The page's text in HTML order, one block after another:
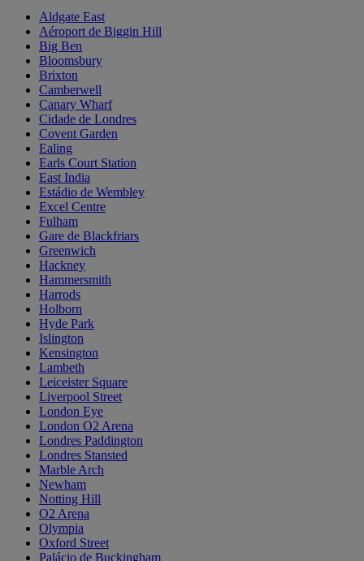
Aldgate East
Aéroport de Biggin Hill
Big Ben
Bloomsbury
Brixton
Camberwell
Canary Wharf
Cidade de Londres
Covent Garden
Ealing
Earls Court Station
East India
Estádio de Wembley
Excel Centre
Fulham
Gare de Blackfriars
Greenwich
Hackney
Hammersmith
Harrods
Holborn
Hyde Park
Islington
Kensington
Lambeth
Leiceister Square
Liverpool Street
London Eye
London O2 Arena
Londres Paddington
Londres Stansted
Marble Arch
Newham
Notting Hill
O2 Arena
Olympia
Oxford Street
Palácio de Buckingham